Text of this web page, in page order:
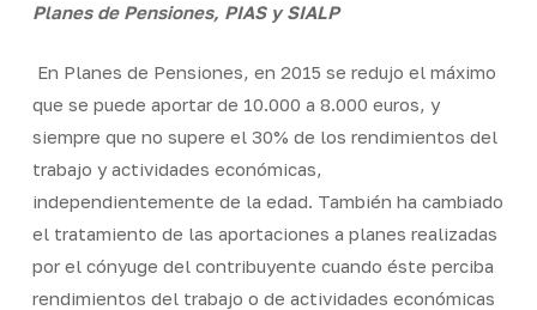
Planes de Pensiones, PIAS y SIALP
En Planes de Pensiones, en 2015 se redujo el máximo
que se puede aportar de 10.000 a 8.000 euros, y
siempre que no supere el 30% de los rendimientos del
trabajo y actividades económicas,
independientemente de la edad. También ha cambiado
el tratamiento de las aportaciones a planes realizadas
por el cónyuge del contribuyente cuando éste perciba
rendimientos del trabajo o de actividades económicas